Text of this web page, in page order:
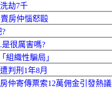
劫7千
房仲惱怒毆
很厲害嗎?
織性騙局」
判刑1年8月
仲寄傳票索12萬佣金引發熱議